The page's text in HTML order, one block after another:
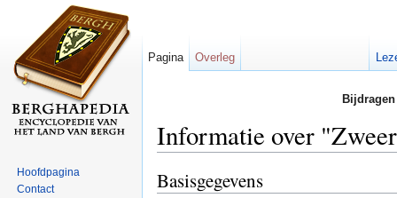
Informatie over
Basisgegevens
Pagina Overleg
Hoofdpagina
Contact